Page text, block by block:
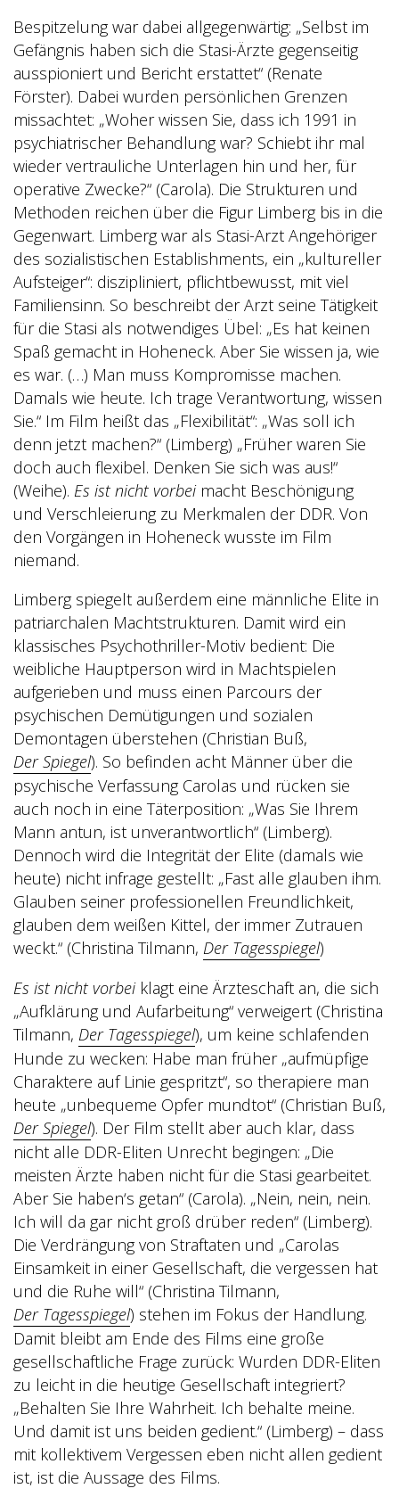
Bespitzelung war dabei allgegenwärtig: „Selbst im
Gefängnis haben sich die Stasi-Ärzte gegenseitig
ausspioniert und Bericht erstattet“ (Renate
Förster). Dabei wurden persönlichen Grenzen
missachtet: „Woher wissen Sie, dass ich 1991 in
psychiatrischer Behandlung war? Schiebt ihr mal
wieder vertrauliche Unterlagen hin und her, für
operative Zwecke?“ (Carola). Die Strukturen und
Methoden reichen über die Figur Limberg bis in die
Gegenwart. Limberg war als Stasi-Arzt Angehöriger
des sozialistischen Establishments, ein „kultureller
Aufsteiger“: diszipliniert, pflichtbewusst, mit viel
Familiensinn. So beschreibt der Arzt seine Tätigkeit
für die Stasi als notwendiges Übel: „Es hat keinen
Spaß gemacht in Hoheneck. Aber Sie wissen ja, wie
es war. (…) Man muss Kompromisse machen.
Damals wie heute. Ich trage Verantwortung, wissen
Sie.“ Im Film heißt das „Flexibilität“: „Was soll ich
denn jetzt machen?“ (Limberg) „Früher waren Sie
doch auch flexibel. Denken Sie sich was aus!“
(Weihe). Es ist nicht vorbei macht Beschönigung
und Verschleierung zu Merkmalen der DDR. Von
den Vorgängen in Hoheneck wusste im Film
niemand.
Limberg spiegelt außerdem eine männliche Elite in
patriarchalen Machtstrukturen. Damit wird ein
klassisches Psychothriller-Motiv bedient: Die
weibliche Hauptperson wird in Machtspielen
aufgerieben und muss einen Parcours der
psychischen Demütigungen und sozialen
Demontagen überstehen (Christian Buß,
Der Spiegel). So befinden acht Männer über die
psychische Verfassung Carolas und rücken sie
auch noch in eine Täterposition: „Was Sie Ihrem
Mann antun, ist unverantwortlich“ (Limberg).
Dennoch wird die Integrität der Elite (damals wie
heute) nicht infrage gestellt: „Fast alle glauben ihm.
Glauben seiner professionellen Freundlichkeit,
glauben dem weißen Kittel, der immer Zutrauen
weckt.“ (Christina Tilmann, Der Tagesspiegel)
Es ist nicht vorbei klagt eine Ärzteschaft an, die sich
„Aufklärung und Aufarbeitung“ verweigert (Christina
Tilmann, Der Tagesspiegel), um keine schlafenden
Hunde zu wecken: Habe man früher „aufmüpfige
Charaktere auf Linie gespritzt“, so therapiere man
heute „unbequeme Opfer mundtot“ (Christian Buß,
Der Spiegel). Der Film stellt aber auch klar, dass
nicht alle DDR-Eliten Unrecht begingen: „Die
meisten Ärzte haben nicht für die Stasi gearbeitet.
Aber Sie haben‘s getan“ (Carola). „Nein, nein, nein.
Ich will da gar nicht groß drüber reden“ (Limberg).
Die Verdrängung von Straftaten und „Carolas
Einsamkeit in einer Gesellschaft, die vergessen hat
und die Ruhe will“ (Christina Tilmann,
Der Tagesspiegel) stehen im Fokus der Handlung.
Damit bleibt am Ende des Films eine große
gesellschaftliche Frage zurück: Wurden DDR-Eliten
zu leicht in die heutige Gesellschaft integriert?
„Behalten Sie Ihre Wahrheit. Ich behalte meine.
Und damit ist uns beiden gedient.“ (Limberg) – dass
mit kollektivem Vergessen eben nicht allen gedient
ist, ist die Aussage des Films.